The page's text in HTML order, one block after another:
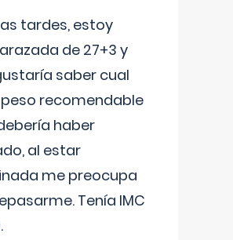
tardes, estoy
de 27+3 y
saber cual
peso recomendable
haber
al estar
me preocupa
Tenía IMC